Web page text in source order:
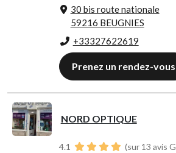
30 bis route nationale
59216 BEUGNIES
+33327622619
Prenez un rendez-vous
NORD OPTIQUE
4.1
(sur 13 avis